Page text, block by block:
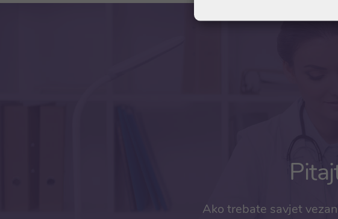
Ako trebate savjet